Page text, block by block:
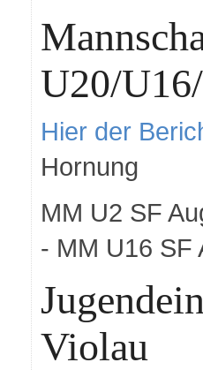
U20/
Hier der
Hornung
MM U2 SF
- MM U16 SF
Violau